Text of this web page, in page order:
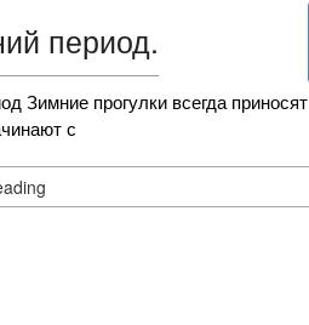
период.
Зимние прогулки всегда приносят
с